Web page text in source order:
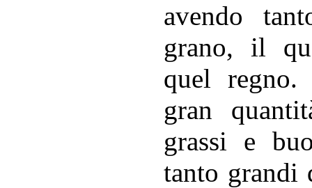
avendo
grano, il
quel
gran
grassi e
tanto grandi